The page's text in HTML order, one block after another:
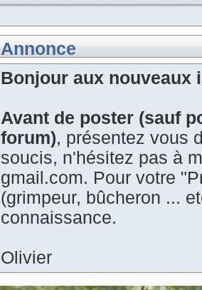
Annonce
Bonjour aux nouveaux
Avant de poster (sauf
forum), présentez vous
soucis, n'hésitez pas à
gmail.com. Pour votre
(grimpeur, bûcheron ...
connaissance.
Olivier